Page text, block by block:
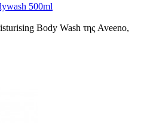
500ml
Body Wash της Aveeno,